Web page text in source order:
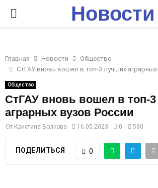
P
I
M
A
R
Новости
Главная Новости
Общество
СтГАУ вновь вошел в топ-3 лучших аграрных
Общество
СтГАУ вновь вошел в топ-
аграрных вузов России
От Кристина Волкова 16.05.2023 0 580
ПОДЕЛИТЬСЯ 0